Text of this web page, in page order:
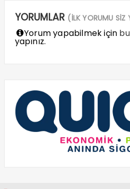
YORUMLAR (İLK YORUMU SİZ
Yorum yapabilmek için
yapınız.